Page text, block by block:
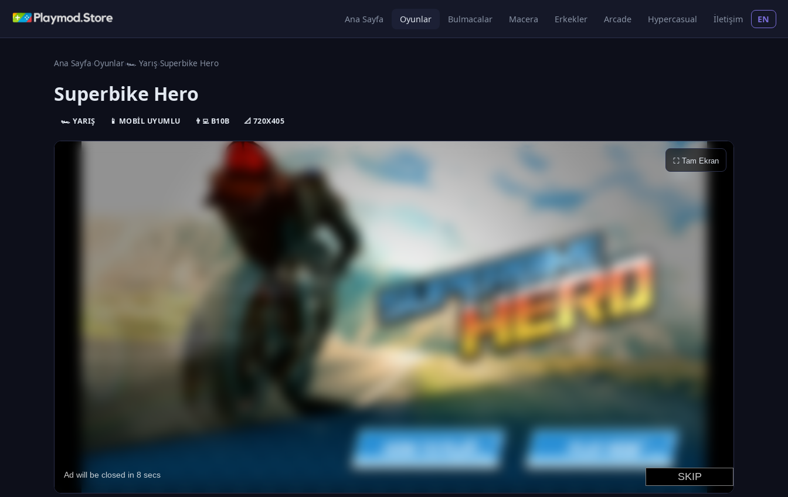
Ana Sayfa Oyunlar Bulmacalar Macera Erkekler Arcade Hypercasual İletişim EN
Ana Sayfa›Oyunlar›🏎️ Yarış›Superbike Hero
Superbike Hero
🏎️ YARIŞ 📱 MOBIL UYUMLU 👨‍💻 B10B 📐 720X405
⛶ Tam Ekran